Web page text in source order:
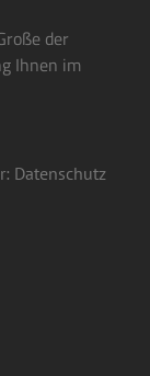
der
Ihnen im
Datenschutz